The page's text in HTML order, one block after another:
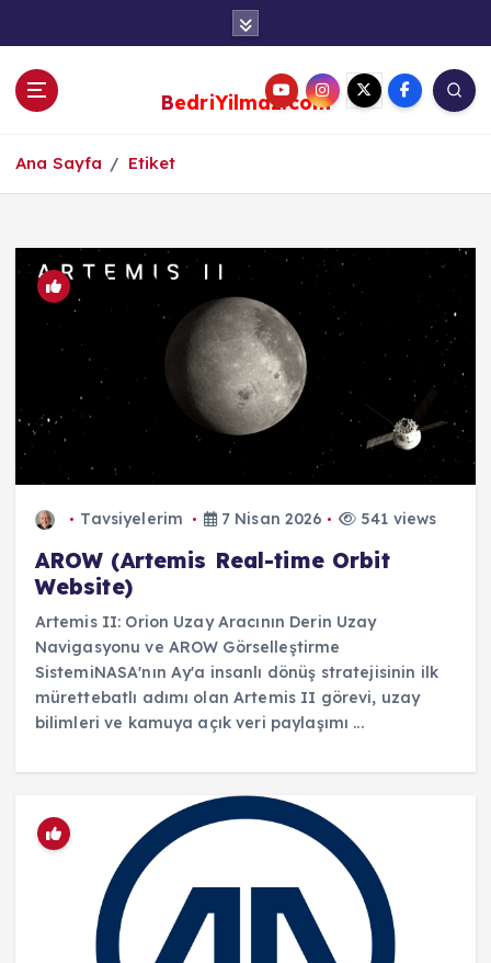
BedriYilmaz.com
Ana Sayfa Etiket
Tavsiyelerim 7 Nisan 2026 541 views
AROW (Artemis Real-time Orbit
Website)
Artemis II: Orion Uzay Aracının Derin Uzay
Navigasyonu ve AROW Görselleştirme
SistemiNASA'nın Ay'a insanlı dönüş stratejisinin ilk
mürettebatlı adımı olan Artemis II görevi, uzay
bilimleri ve kamuya açık veri paylaşımı ...